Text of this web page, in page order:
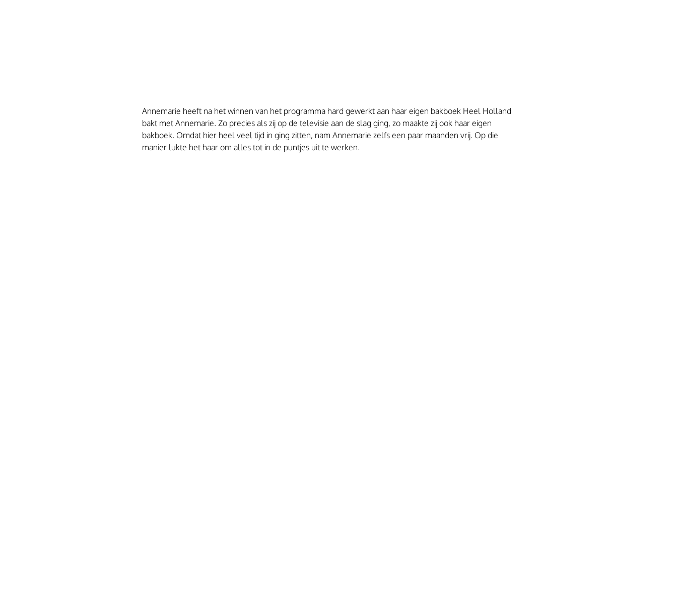
Annemarie heeft na het winnen van het programma hard gewerkt aan haar eigen bakboek Heel Holland
bakt met Annemarie. Zo precies als zij op de televisie aan de slag ging, zo maakte zij ook haar eigen
bakboek. Omdat hier heel veel tijd in ging zitten, nam Annemarie zelfs een paar maanden vrij. Op die
manier lukte het haar om alles tot in de puntjes uit te werken.